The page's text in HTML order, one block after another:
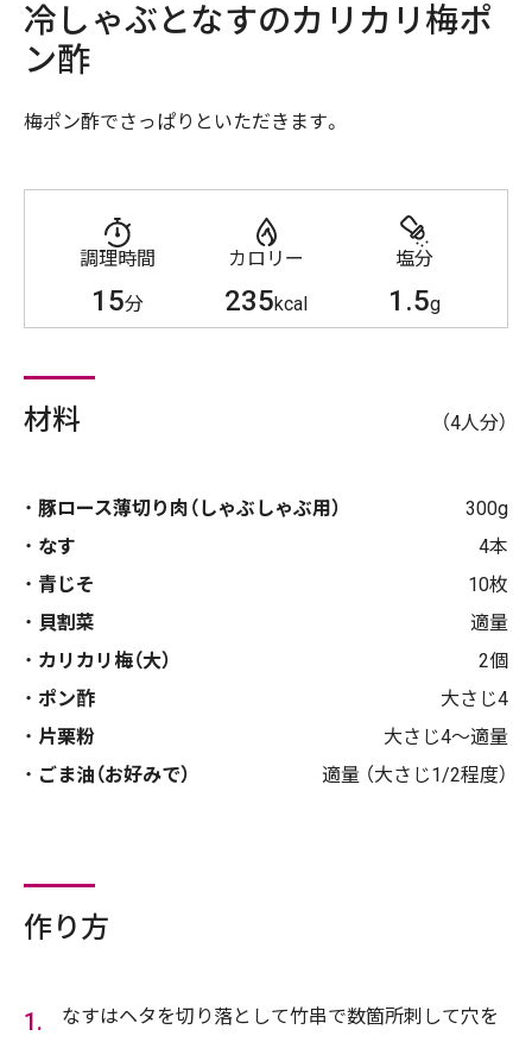
冷しゃぶとなすのカリカリ梅ポ
ン酢
梅ポン酢でさっぱりといただきます。
調理時間
15分
カロリー
235kcal
塩分
1.5g
材料 （4人分）
豚ロース薄切り肉（しゃぶしゃぶ用）
300g
なす
4本
青じそ
10枚
貝割菜
適量
カリカリ梅（大）
2個
ポン酢
大さじ4
片栗粉
大さじ4～適量
ごま油（お好みで）
適量 （大さじ1/2程度）
作り方
なすはヘタを切り落として竹串で数箇所刺して穴を